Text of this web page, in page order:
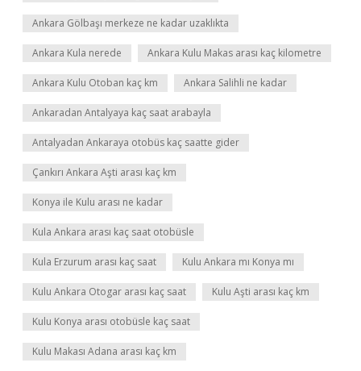
Ankara Gölbaşı merkeze ne kadar uzaklıkta
Ankara Kula nerede Ankara Kulu Makas arası kaç kilometre
Ankara Kulu Otoban kaç km Ankara Salihli ne kadar
Ankaradan Antalyaya kaç saat arabayla
Antalyadan Ankaraya otobüs kaç saatte gider
Çankırı Ankara Aşti arası kaç km
Konya ile Kulu arası ne kadar
Kula Ankara arası kaç saat otobüsle
Kula Erzurum arası kaç saat Kulu Ankara mı Konya mı
Kulu Ankara Otogar arası kaç saat Kulu Aşti arası kaç km
Kulu Konya arası otobüsle kaç saat
Kulu Makası Adana arası kaç km